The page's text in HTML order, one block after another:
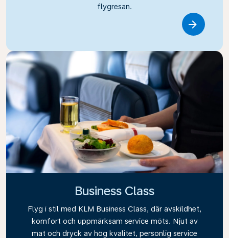
flygresan.
Business Class
Flyg i stil med KLM Business Class, där avskildhet,
komfort och uppmärksam service möts. Njut av
mat och dryck av hög kvalitet, personlig service